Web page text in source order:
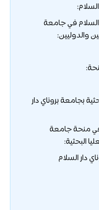
السلام في جامعة
والدوليين:
بجامعة بروناي دار
في منحة جامعة
البحثية:
دار السلام